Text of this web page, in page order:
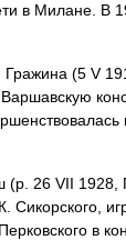
в Милане. В
(5 V 1913,
VII 1928,
Сикорского,
в